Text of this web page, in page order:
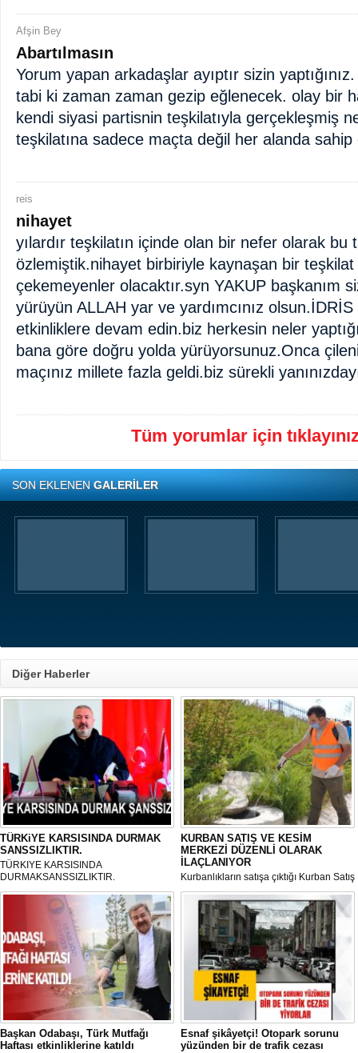
Afşin Bey
Abartılmasın
Yorum yapan arkadaşlar ayıptır sizin
tabi ki zaman zaman gezip eğlenecek. olay bir
kendi siyasi partisnin teşkilatıyla gerçekleşmiş
teşkilatına sadece maçta değil her alanda sahip
reis
nihayet
yılardır teşkilatın içinde olan bir nefer olarak bu
özlemiştik.nihayet birbiriyle kaynaşan bir
çekemeyenler olacaktır.syn YAKUP başkanım
yürüyün ALLAH yar ve yardımcınız
etkinliklere devam edin.biz herkesin neler
bana göre doğru yolda yürüyorsunuz.Onca
maçınız millete fazla geldi.biz sürekli
Tüm yorumlar için
SON EKLENENGALERİLER
Diğer Haberler
TÜRKiYE KARSISINDA DURMAK
SANSSIZLIKTIR.
TÜRKIYE KARSISINDA
DURMAKSANSSIZLIKTIR.
KURBAN SATIŞ VE KESİM
MERKEZİ DÜZENLİ OLARAK
İLAÇLANIYOR
Kurbanlıkların satışa çıktığı Kurban Satış
ve Kesim Merkezi, haşere ve
mikropların önüne geçilmesi amacıyla
her gün Gölbaşı Belediyesi ekipleri
tarafından düzenli olarak ilaçlanıyor.
Başkan Odabaşı, Türk Mutfağı
Haftası etkinliklerine katıldı
Esnaf şikâyetçi! Otopark sorunu
yüzünden bir de trafik cezası